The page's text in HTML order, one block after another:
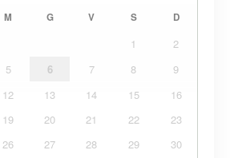
M G V S D
1
2
5 6 7 8
9
12 13 14 15
16
19 20 21 22
23
26 27 28 29
30